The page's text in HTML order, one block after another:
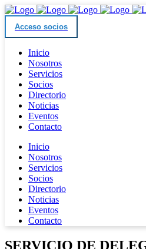
Acceso socios
Inicio
Nosotros
Servicios
Socios
Directorio
Noticias
Eventos
Contacto
Inicio
Nosotros
Servicios
Socios
Directorio
Noticias
Eventos
Contacto
SERVICIO DE